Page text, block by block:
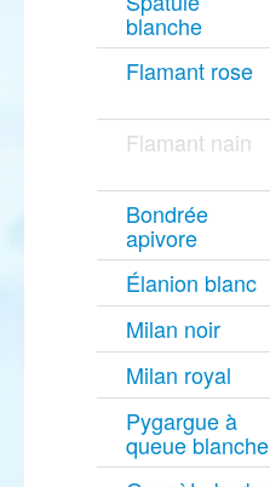
blanche
Flamant rose
Flamant nain
Bondrée
apivore
Élanion blanc
Milan noir
Milan royal
Pygargue à
queue blanche